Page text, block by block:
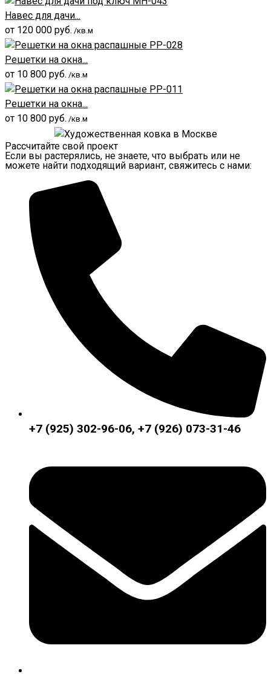
Навес для дачи...
от 120 000 руб. /кв.м
Решетки на окна...
от 10 800 руб. /кв.м
Решетки на окна...
от 10 800 руб. /кв.м
Рассчитайте свой проект
Если вы растерялись, не знаете, что выбрать или не
можете найти подходящий вариант, свяжитесь с нами:
+7 (925) 302-96-06, +7 (926) 073-31-46